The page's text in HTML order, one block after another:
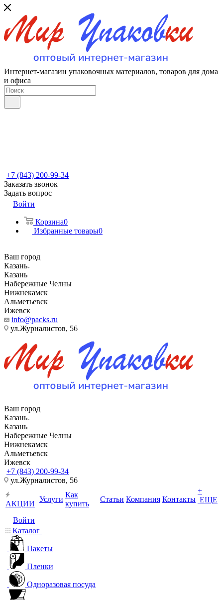
Интернет-магазин упаковочных материалов, товаров для дома
и офиса
+7 (843) 200-99-34
Заказать звонок
Задать вопрос
Войти
Корзина0
Избранные товары0
Ваш город
Казань
Казань
Набережные Челны
Нижнекамск
Альметьевск
Ижевск
info@packs.ru
ул.Журналистов, 56
Ваш город
Казань
Казань
Набережные Челны
Нижнекамск
Альметьевск
Ижевск
+7 (843) 200-99-34
ул.Журналистов, 56
АКЦИИ
Услуги
Как
купить
Статьи Компания Контакты
+
ЕЩЕ
Войти
Каталог
Пакеты
Пленки
Одноразовая посуда